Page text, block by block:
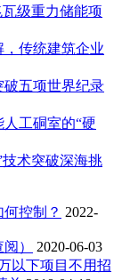
级重力储能项
传统建筑企业
破五项世界纪录
工硐室的“硬
术突破深海挑
控制？ 2022-
）
2020-06-03
以下项目不用招